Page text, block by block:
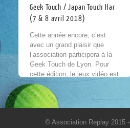
Geek Touch / Japan Touch Har
(7 & 8 avril 2018)
Cette année encore, c’est
avec un grand plaisir que
l’association participera à la
Geek Touch de Lyon. Pour
cette édition, le jeux vidéo est
encore une fois à l’honneur
avec...
© Association Replay 2015 -